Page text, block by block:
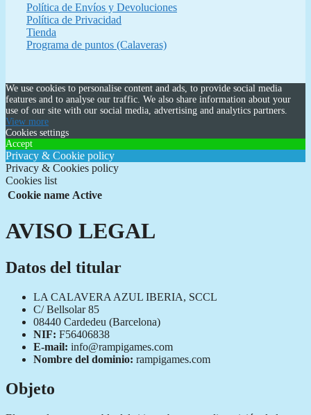
Política de Envíos y Devoluciones
Política de Privacidad
Tienda
Programa de puntos (Calaveras)
We use cookies to personalise content and ads, to provide social media
features and to analyse our traffic. We also share information about your
use of our site with our social media, advertising and analytics partners.
View more
Cookies settings
Accept
Privacy & Cookie policy
Privacy & Cookies policy
Cookies list
Cookie name Active
AVISO LEGAL
Datos del titular
LA CALAVERA AZUL IBERIA, SCCL
C/ Bellsolar 85
08440 Cardedeu (Barcelona)
NIF: F56406838
E-mail: info@rampigames.com
Nombre del dominio: rampigames.com
Objeto